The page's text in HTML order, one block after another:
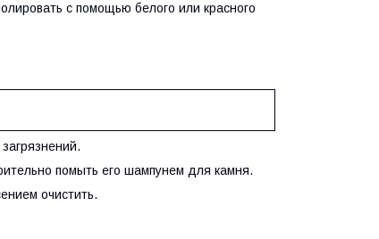
с помощью белого или красного
помыть его шампунем для камня.
очистить.